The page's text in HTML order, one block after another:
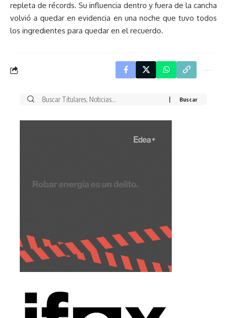
repleta de récords. Su influencia dentro y fuera de la cancha
volvió a quedar en evidencia en una noche que tuvo todos
los ingredientes para quedar en el recuerdo.
Buscar